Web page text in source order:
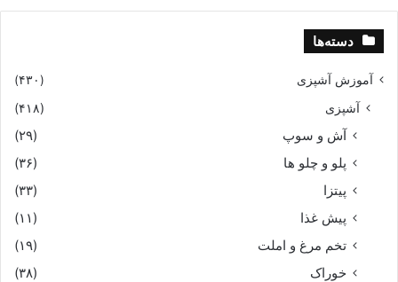
دسته‌ها
آموزش آشپزی (۴۳۰)
آشپزی (۴۱۸)
آش و سوپ
(۲۹)
پلو و چلو ها
(۳۶)
پیتزا
(۳۳)
پیش غذا
(۱۱)
تخم مرغ و املت
(۱۹)
خوراک
(۳۸)